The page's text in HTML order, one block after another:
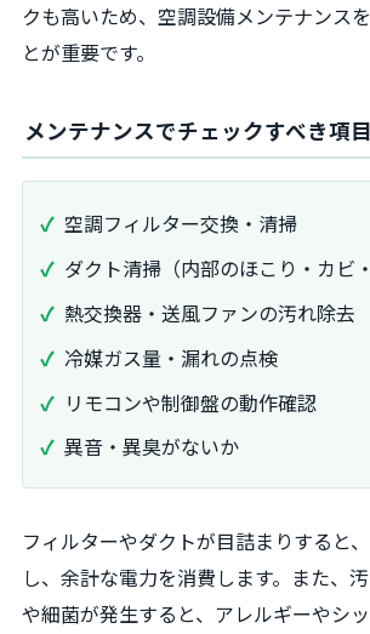
クも高いため、空調設備メンテナンス
とが重要です。
メンテナンスでチェックすべき項目
空調フィルター交換・清掃
ダクト清掃（内部のほこり・カビ
熱交換器・送風ファンの汚れ除去
冷媒ガス量・漏れの点検
リモコンや制御盤の動作確認
異音・異臭がないか
フィルターやダクトが目詰まりすると
し、余計な電力を消費します。また、
や細菌が発生すると、アレルギーやシ